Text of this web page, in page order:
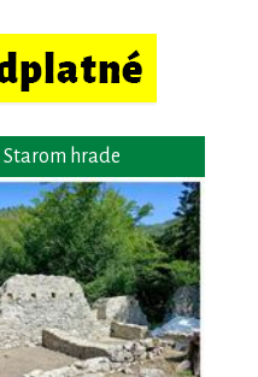
hrade